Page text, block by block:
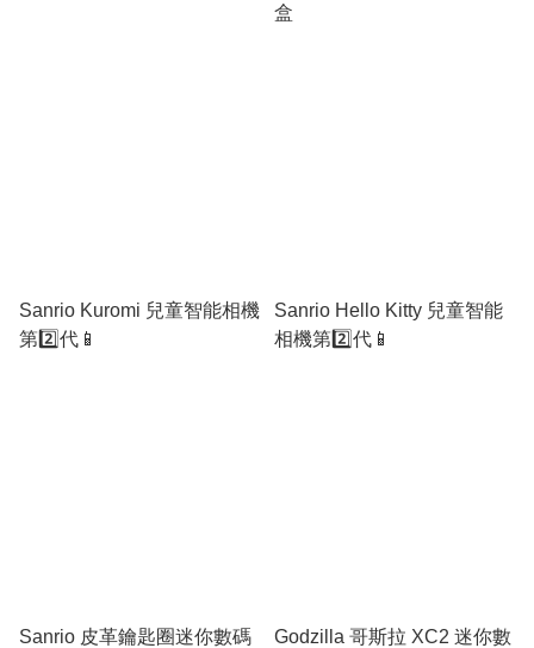
盒
Sanrio Kuromi 兒童智能相機
第2️⃣代📱
Sanrio Hello Kitty 兒童智能
相機第2️⃣代📱
Sanrio 皮革鑰匙圈迷你數碼 Godzilla 哥斯拉 XC2 迷你數